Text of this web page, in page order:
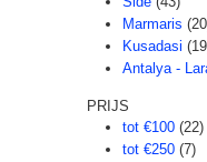
Marmaris
Kusadasi
Antalya -
PRIJS
tot €100 (22)
tot €250 (7)